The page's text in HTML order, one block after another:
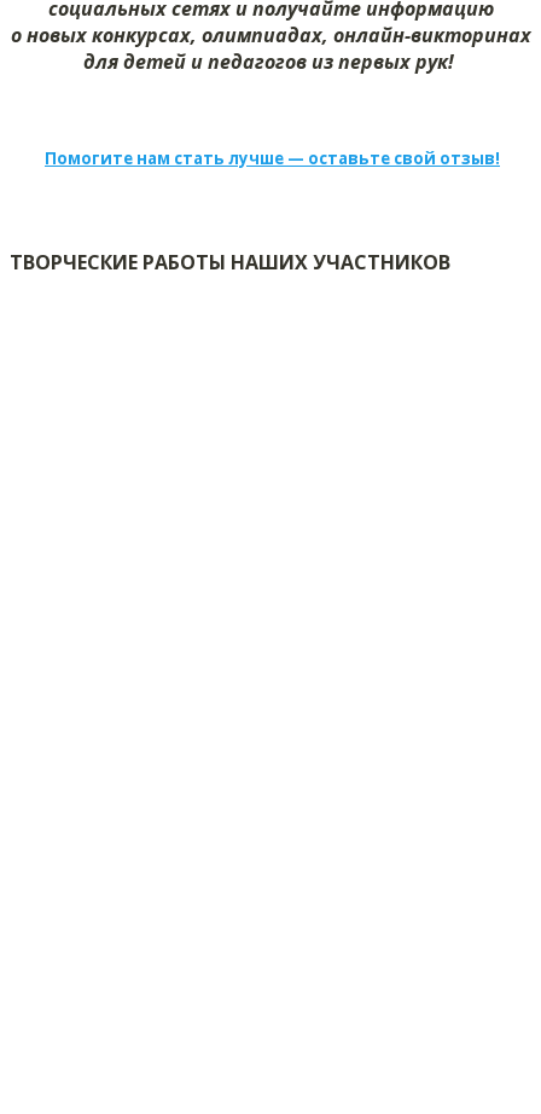
социальных сетях и получайте информацию
о новых конкурсах, олимпиадах, онлайн-викторинах
для детей и педагогов из первых рук!
Помогите нам стать лучше — оставьте свой отзыв!
ТВОРЧЕСКИЕ РАБОТЫ НАШИХ УЧАСТНИКОВ